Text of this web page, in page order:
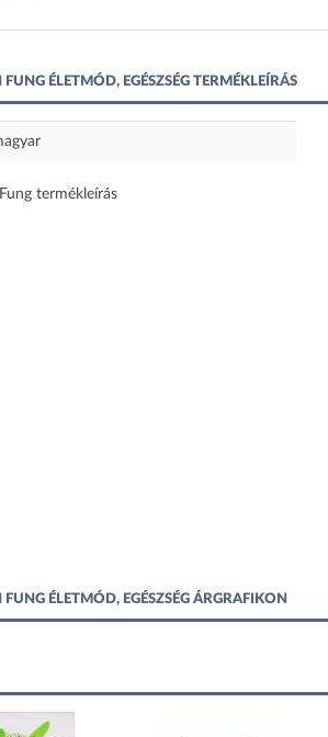
ÉLETMÓD, EGÉSZSÉG TERMÉKLEÍRÁS
termékleírás
ÉLETMÓD, EGÉSZSÉG ÁRGRAFIKON